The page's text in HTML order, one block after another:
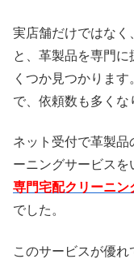
実店舗だけではなく
と、革製品を専門
くつか見つかりま
で、依頼数も多くな
ネット受付で革製品
ーニングサービスを
専門宅配クリーニン
でした。
このサービスが優